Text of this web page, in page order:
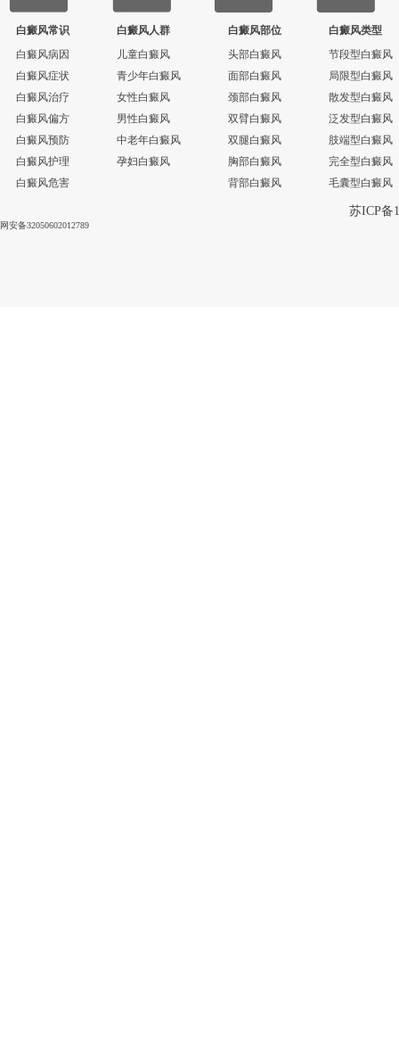
白癜风常识
白癜风病因
白癜风症状
白癜风治疗
白癜风偏方
白癜风预防
白癜风护理
白癜风危害
白癜风人群
儿童白癜风
青少年白癜风
女性白癜风
男性白癜风
中老年白癜风
孕妇白癜风
白癜风部位
头部白癜风
面部白癜风
颈部白癜风
双臂白癜风
双腿白癜风
胸部白癜风
背部白癜风
白癜风类型
节段型白癜风
局限型白癜风
散发型白癜风
泛发型白癜风
肢端型白癜风
完全型白癜风
毛囊型白癜风
苏ICP备
网安备32050602012789